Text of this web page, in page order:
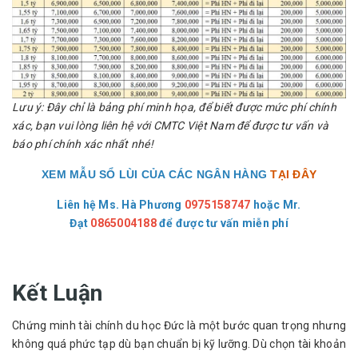
Lưu ý: Đây chỉ là bảng phí minh họa, để biết được mức phí chính
xác, bạn vui lòng liên hệ với CMTC Việt Nam để được tư vấn và
báo phí chính xác nhất nhé!
XEM MẪU SỔ LÙI CỦA CÁC NGÂN HÀNGTẠI ĐÂY
Liên hệ Ms. Hà Phương 0975158747 hoặc Mr.
Đạt 0865004188 để được tư vấn miễn phí
Kết Luận
Chứng minh tài chính du học Đức là một bước quan trọng nhưng
không quá phức tạp dù bạn chuẩn bị kỹ lưỡng. Dù chọn tài khoản